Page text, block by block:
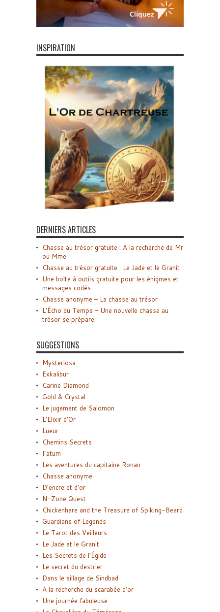
INSPIRATION
DERNIERS ARTICLES
Chasse au trésor gratuite : A la recherche de Mr
ou Mme
Chasse au trésor gratuite : Le Jade et le Granit
Une boîte à outils gratuite pour les énigmes et
messages codés
Chasse anonyme – La chasse au trésor
L’Écho du Temps – Une nouvelle chasse au
trésor se prépare
SUGGESTIONS
Mysteriosa
Exkalibur
Carine Diamond
Gold & Crystal
Le jugement de Salomon
L’Elixir d’Or
Lueur
Chemins Secrets
Fatum
Les aventures du capitaine Ronan
Chasse anonyme
D’encre et d’or
N-Zone Quest
Chickenhare and the Treasure of Spiking-Beard
Guardians of Legends
Le Tarot des Veilleurs
Le Jade et le Granit
Les Secrets de l’Égide
Le secret du destrier
Dans le sillage de Sindbad
A la recherche du scarabée d’or
Une journée fabuleuse